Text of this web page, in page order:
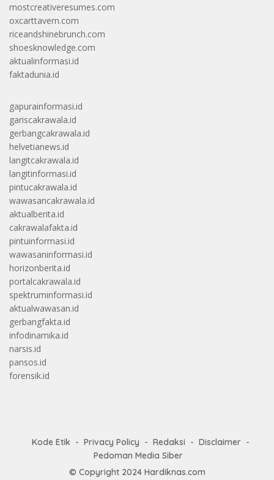
mostcreativeresumes.com
oxcarttavern.com
riceandshinebrunch.com
shoesknowledge.com
aktualinformasi.id
faktadunia.id
gapurainformasi.id
gariscakrawala.id
gerbangcakrawala.id
helvetianews.id
langitcakrawala.id
langitinformasi.id
pintucakrawala.id
wawasancakrawala.id
aktualberita.id
cakrawalafakta.id
pintuinformasi.id
wawasaninformasi.id
horizonberita.id
portalcakrawala.id
spektruminformasi.id
aktualwawasan.id
gerbangfakta.id
infodinamika.id
narsis.id
pansos.id
forensik.id
Kode Etik Privacy Policy Redaksi
Disclaimer
Pedoman Media Siber
© Copyright 2024 Hardiknas.com